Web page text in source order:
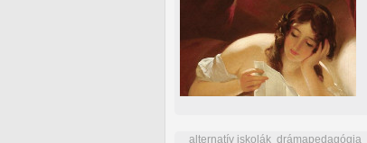
alternatív iskolák drámapedagógia